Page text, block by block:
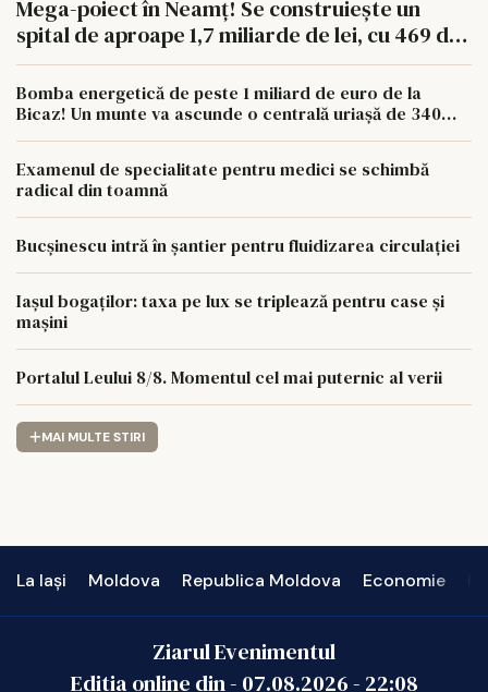
Mega-poiect în Neamț! Se construiește un
spital de aproape 1,7 miliarde de lei, cu 469 de
paturi
Bomba energetică de peste 1 miliard de euro de la
Bicaz! Un munte va ascunde o centrală uriașă de 340
Examenul de specialitate pentru medici se schimbă
radical din toamnă
Bucșinescu intră în șantier pentru fluidizarea circulației
Iașul bogaților: taxa pe lux se triplează pentru case și
mașini
Portalul Leului 8/8. Momentul cel mai puternic al verii
MAI MULTE STIRI
La Iași Moldova Republica Moldova Economie
Ziarul Evenimentul
Editia online din - 07.08.2026- 22:08